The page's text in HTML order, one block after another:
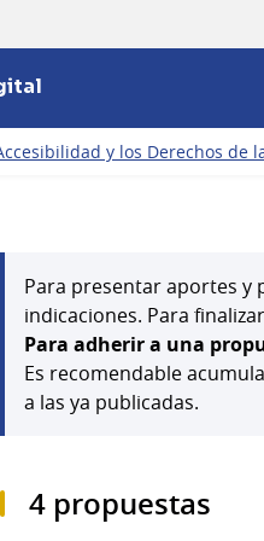
y los Derechos de
Para presentar aportes
indicaciones. Para
Para adherir a una
Es recomendable
a las ya publicadas.
4 propuestas